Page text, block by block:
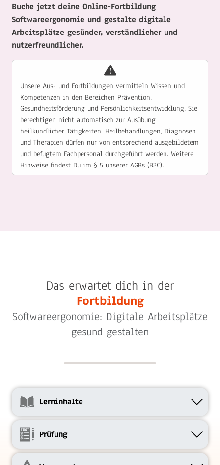
Buche jetzt deine Online-Fortbildung
Softwareergonomie und gestalte digitale
Arbeitsplätze gesünder, verständlicher und
nutzerfreundlicher.
Unsere Aus- und Fortbildungen vermitteln Wissen und
Kompetenzen in den Bereichen Prävention,
Gesundheitsförderung und Persönlichkeitsentwicklung. Sie
berechtigen nicht automatisch zur Ausübung
heilkundlicher Tätigkeiten. Heilbehandlungen, Diagnosen
und Therapien dürfen nur von entsprechend ausgebildetem
und befugtem Fachpersonal durchgeführt werden. Weitere
Hinweise findest Du im § 5 unserer AGBs (B2C).
Das erwartet dich in der
Fortbildung
Softwareergonomie: Digitale Arbeitsplätze
gesund gestalten
Lerninhalte
Prüfung